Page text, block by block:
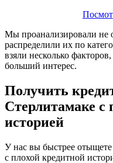
Мы проанализировали не
распределили их по
взяли несколько
больший интерес.
Получить
Стерлитамаке с
историей
У нас вы быстрее отыщете
с плохой кредитной